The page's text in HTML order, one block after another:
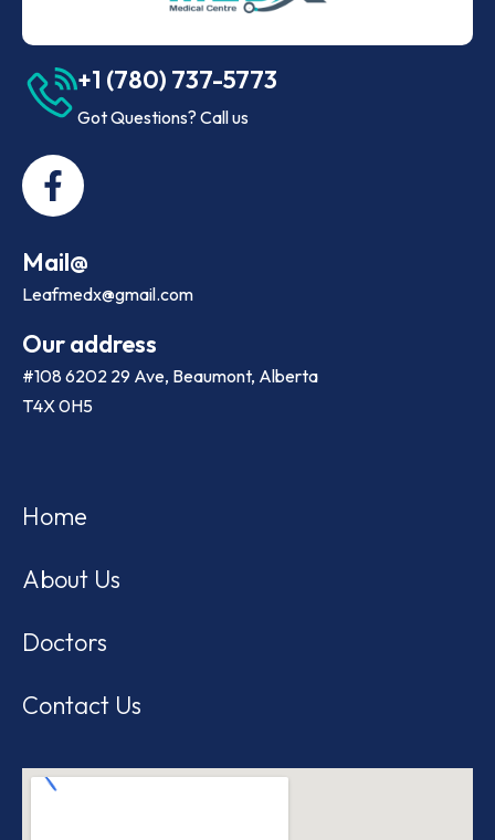
+1 (780) 737-5773
Got Questions? Call us
Mail@
Leafmedx@gmail.com
Our address
#108 6202 29 Ave, Beaumont, Alberta
T4X 0H5
Home
About Us
Doctors
Contact Us